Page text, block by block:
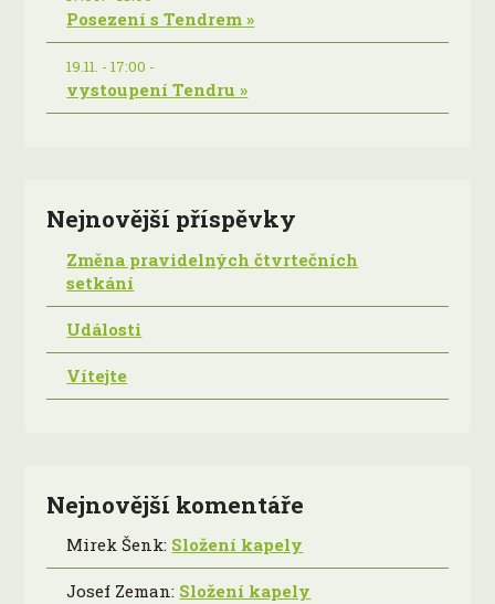
Posezení s Tendrem »
19.11. - 17:00 -
vystoupení Tendru »
Nejnovější příspěvky
Změna pravidelných čtvrtečních
setkání
Události
Vítejte
Nejnovější komentáře
Mirek Šenk: Složení kapely
Josef Zeman: Složení kapely